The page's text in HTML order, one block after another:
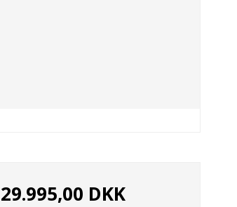
29.995,00 DKK